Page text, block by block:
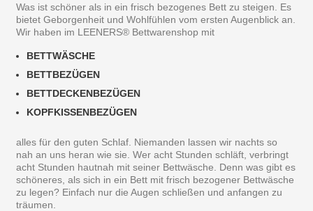
Was ist schöner als in ein frisch bezogenes Bett zu steigen. Es
bietet Geborgenheit und Wohlfühlen vom ersten Augenblick an.
Wir haben im LEENERS® Bettwarenshop mit
BETTWÄSCHE
BETTBEZÜGEN
BETTDECKENBEZÜGEN
KOPFKISSENBEZÜGEN
alles für den guten Schlaf. Niemanden lassen wir nachts so
nah an uns heran wie sie. Wer acht Stunden schläft, verbringt
acht Stunden hautnah mit seiner Bettwäsche. Denn was gibt es
schöneres, als sich in ein Bett mit frisch bezogener Bettwäsche
zu legen? Einfach nur die Augen schließen und anfangen zu
träumen.